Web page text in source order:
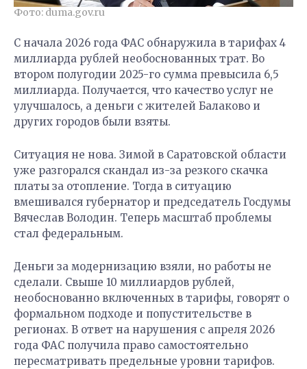
Фото: duma.gov.ru
С начала 2026 года ФАС обнаружила в тарифах 4
миллиарда рублей необоснованных трат. Во
втором полугодии 2025-го сумма превысила 6,5
миллиарда. Получается, что качество услуг не
улучшалось, а деньги с жителей Балаково и
других городов были взяты.
Ситуация не нова. Зимой в Саратовской области
уже разгорался скандал из-за резкого скачка
платы за отопление. Тогда в ситуацию
вмешивался губернатор и председатель Госдумы
Вячеслав Володин. Теперь масштаб проблемы
стал федеральным.
Деньги за модернизацию взяли, но работы не
сделали. Свыше 10 миллиардов рублей,
необоснованно включенных в тарифы, говорят о
формальном подходе и попустительстве в
регионах. В ответ на нарушения с апреля 2026
года ФАС получила право самостоятельно
пересматривать предельные уровни тарифов.